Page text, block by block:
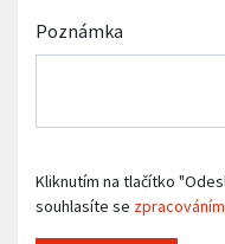
Poznámka
Kliknutím na tlačítko
souhlasíte se